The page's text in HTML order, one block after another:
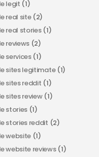
legit (1)
real site(2)
real stories(1)
reviews (2)
services(1)
sites legitimate(1)
sites reddit (1)
sites review(1)
stories (1)
stories reddit (2)
website (1)
website reviews(1)